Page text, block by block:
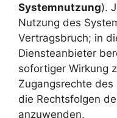
Systemnutzung).
Nutzung des
Vertragsbruch; in
Diensteanbieter
sofortiger Wirkung
Zugangsrechte
die Rechtsfolgen
anzuwenden.